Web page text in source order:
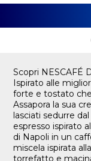
Scopri NESCAFÉ
Ispirato alle
forte e tostato
Assapora la sua
lasciati sedurre
espresso ispirato
di Napoli in un
miscela ispirata
torrefatto e